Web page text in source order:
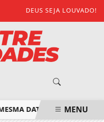
DEUS SEJA LOUVADO!
DATA DO SEGUNDO
MENU